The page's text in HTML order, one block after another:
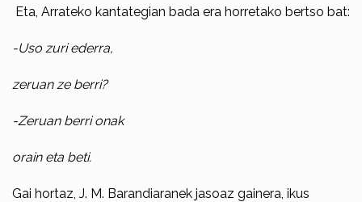
Eta, Arrateko kantategian bada era horretako bertso bat:
-Uso zuri ederra,
zeruan ze berri?
-Zeruan berri onak
orain eta beti.
Gai hortaz, J. M. Barandiaranek jasoaz gainera, ikus